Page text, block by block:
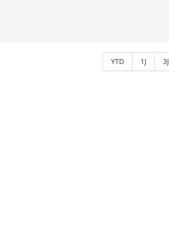
YTD 1J 3J